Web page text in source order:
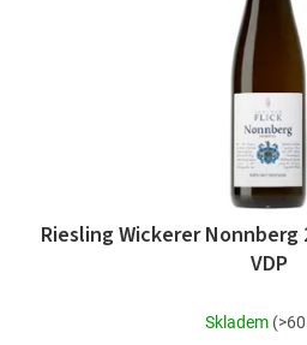
Riesling Wickerer Nonnberg
VDP
Skladem